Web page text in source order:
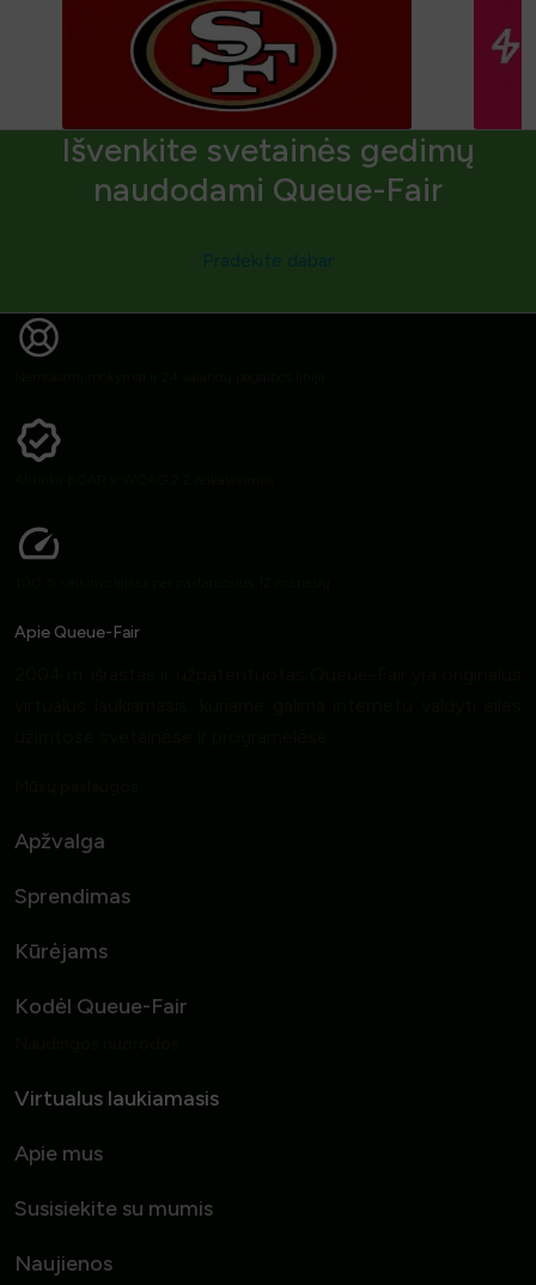
Išvenkite svetainės gedimų
naudodami Queue-Fair
Apie Queue-Fair
Apžvalga
Sprendimas
Kūrėjams
Kodėl Queue-Fair
Virtualus laukiamasis
Apie mus
Susisiekite su mumis
Naujienos